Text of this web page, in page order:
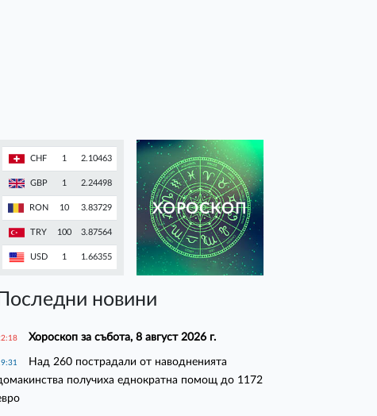
CHF 1 2.10463
GBP 1 2.24498
RON 10 3.83729
TRY 100 3.87564
USD 1 1.66355
ХОРОСКОП
Последни новини
Хороскоп за събота, 8 август 2026 г.
Над 260 пострадали от наводненията
получиха еднократна помощ до 1172